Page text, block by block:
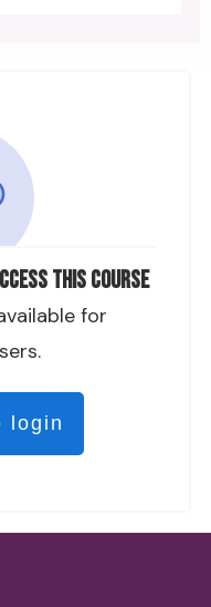
this course
for
login